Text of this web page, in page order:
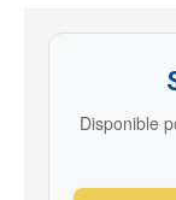
Disponible